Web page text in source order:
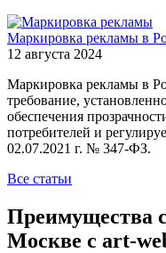
Маркировка рекламы в
12 августа 2024
Маркировка рекламы в
требование,
обеспечения
потребителей и
02.07.2021 г. № 347-ФЗ.
Все статьи
Преимущества
Москве с art-